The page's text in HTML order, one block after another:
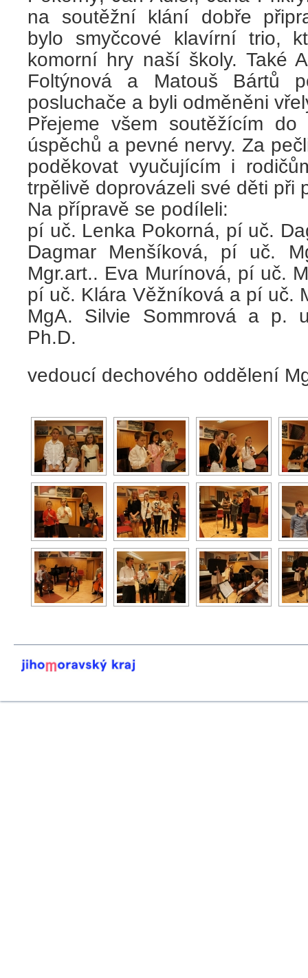
na soutěžní klání dobře
bylo smyčcové klavírní trio,
komorní hry naší školy. Také
Foltýnová a Matouš Bártů
posluchače a byli odměněni
Přejeme všem soutěžícím
úspěchů a pevné nervy. Za
poděkovat vyučujícím i
trpělivě doprovázeli své děti při
Na přípravě se podíleli:
pí uč. Lenka Pokorná, pí uč.
Dagmar Menšíková, pí uč.
Mgr.art.. Eva Murínová, pí uč.
pí uč. Klára Věžníková a pí uč.
MgA. Silvie Sommrová a p.
Ph.D.
vedoucí dechového oddělení